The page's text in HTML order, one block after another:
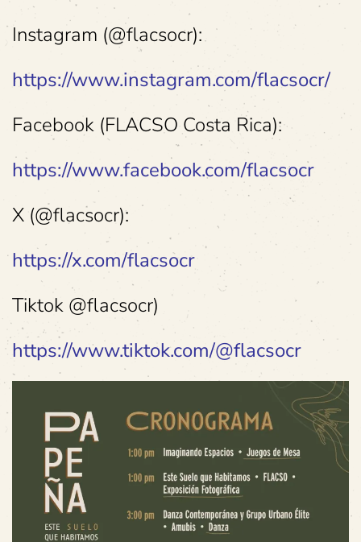
Instagram (@flacsocr):
https://www.instagram.com/flacsocr/
Facebook (FLACSO Costa Rica):
https://www.facebook.com/flacsocr
X (@flacsocr):
https://x.com/flacsocr
Tiktok @flacsocr)
https://www.tiktok.com/@flacsocr